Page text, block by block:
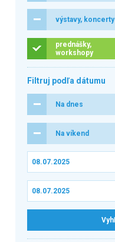
výstavy, koncerty
prednášky,
workshopy
Filtruj podľa dátumu
Na dnes
Na víkend